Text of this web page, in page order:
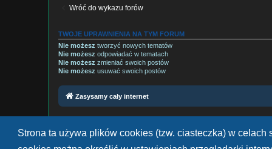
Strona ta używa plików cookies (tzw. ciasteczka) w
Wróć do wykazu forów
TWOJE UPRAWNIENIA NA TYM FORUM
Nie możesz tworzyć nowych tematów
Nie możesz odpowiadać w tematach
Nie możesz zmieniać swoich postów
Nie możesz usuwać swoich postów
Zasysamy cały internet